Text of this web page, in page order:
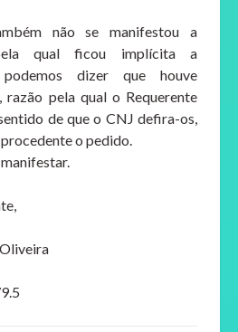
não se manifestou a
qual ficou implícita a
dizer que houve
razão pela qual o Requerente
de que o CNJ defira-os,
o pedido.